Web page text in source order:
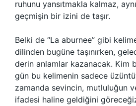
ruhunu yansıtmakla kalmaz,
geçmişin bir izini de taşır.
Belki de “La aburnee” gibi
dilinden bugüne taşınırken,
derin anlamlar kazanacak. Kim
gün bu kelimenin sadece
zamanda sevincin, mutluluğun
ifadesi haline geldiğini